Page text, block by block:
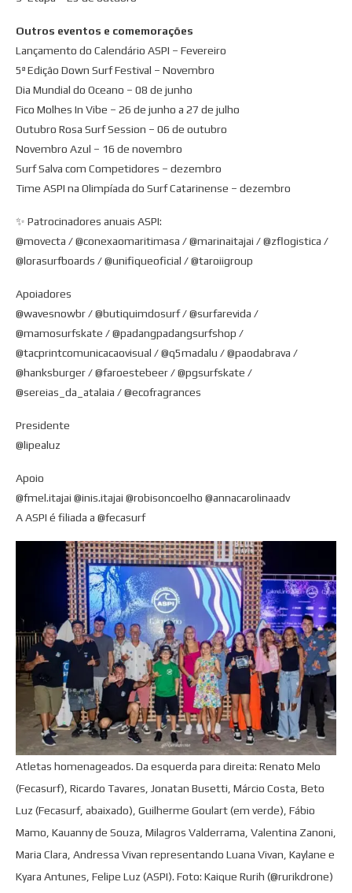
Outros eventos e comemorações
Lançamento do Calendário ASPI – Fevereiro
5ª Edição Down Surf Festival – Novembro
Dia Mundial do Oceano – 08 de junho
Fico Molhes In Vibe – 26 de junho a 27 de julho
Outubro Rosa Surf Session – 06 de outubro
Novembro Azul – 16 de novembro
Surf Salva com Competidores – dezembro
Time ASPI na Olimpíada do Surf Catarinense – dezembro
✨ Patrocinadores anuais ASPI:
@movecta / @conexaomaritimasa / @marinaitajai / @zflogistica /
@lorasurfboards / @unifiqueoficial / @taroiigroup
Apoiadores
@wavesnowbr / @butiquimdosurf / @surfarevida /
@mamosurfskate / @padangpadangsurfshop /
@tacprintcomunicacaovisual / @q5madalu / @paodabrava /
@hanksburger / @faroestebeer / @pgsurfskate /
@sereias_da_atalaia / @ecofragrances
Presidente
@lipealuz
Apoio
@fmel.itajai @inis.itajai @robisoncoelho @annacarolinaadv
A ASPI é filiada a @fecasurf
Atletas homenageados. Da esquerda para direita: Renato Melo
(Fecasurf), Ricardo Tavares, Jonatan Busetti, Márcio Costa, Beto
Luz (Fecasurf, abaixado), Guilherme Goulart (em verde), Fábio
Mamo, Kauanny de Souza, Milagros Valderrama, Valentina Zanoni,
Maria Clara, Andressa Vivan representando Luana Vivan, Kaylane e
Kyara Antunes, Felipe Luz (ASPI). Foto: Kaique Rurih (@rurikdrone)